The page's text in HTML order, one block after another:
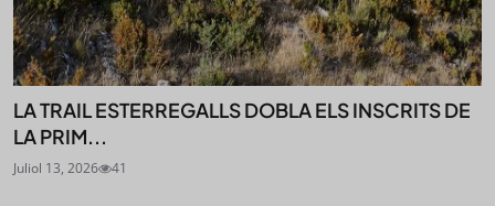
LA TRAIL ESTERREGALLS DOBLA ELS INSCRITS DE
LA PRIM...
Juliol 13, 2026 41